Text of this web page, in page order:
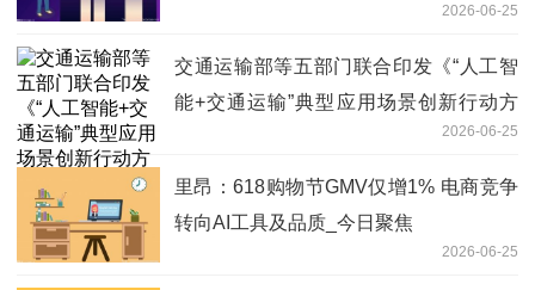
2026-06-25
交通运输部等五部门联合印发《“人工智
能+交通运输”典型应用场景创新行动方
2026-06-25
里昂：618购物节GMV仅增1% 电商竞争
转向AI工具及品质_今日聚焦
2026-06-25